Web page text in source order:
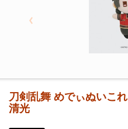
刀剣乱舞 めでぃぬいこ
清光